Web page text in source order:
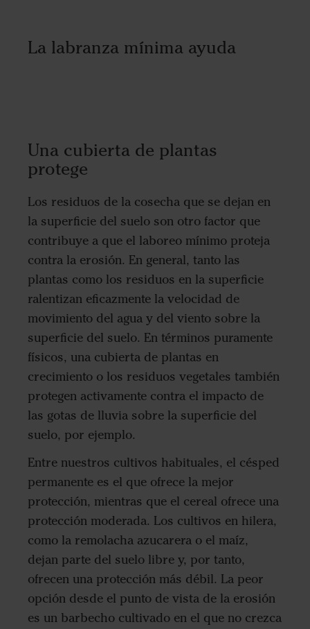
La labranza mínima ayuda
Una cubierta de plantas
protege
Los residuos de la cosecha que se dejan en
la superficie del suelo son otro factor que
contribuye a que el laboreo mínimo proteja
contra la erosión. En general, tanto las
plantas como los residuos en la superficie
ralentizan eficazmente la velocidad de
movimiento del agua y del viento sobre la
superficie del suelo. En términos puramente
físicos, una cubierta de plantas en
crecimiento o los residuos vegetales también
protegen activamente contra el impacto de
las gotas de lluvia sobre la superficie del
suelo, por ejemplo.
Entre nuestros cultivos habituales, el césped
permanente es el que ofrece la mejor
protección, mientras que el cereal ofrece una
protección moderada. Los cultivos en hilera,
como la remolacha azucarera o el maíz,
dejan parte del suelo libre y, por tanto,
ofrecen una protección más débil. La peor
opción desde el punto de vista de la erosión
es un barbecho cultivado en el que no crezca